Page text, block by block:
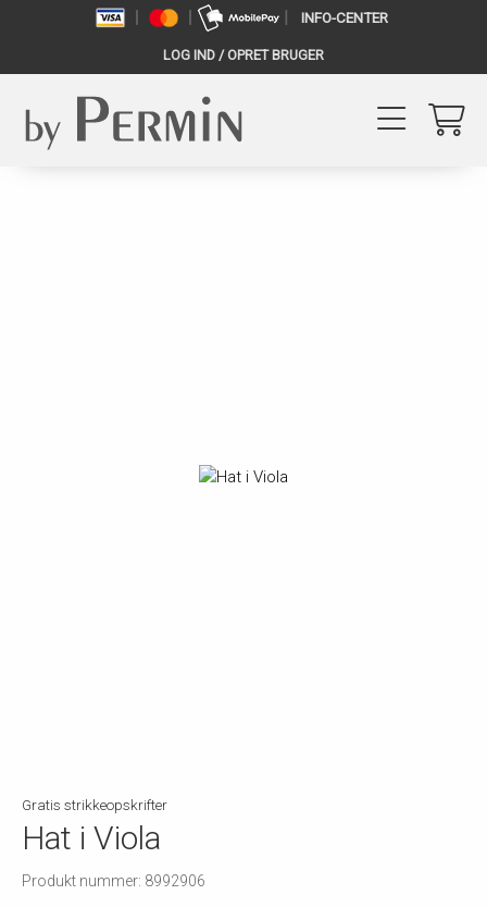
INFO-CENTER
LOG IND / OPRET BRUGER
Gratis strikkeopskrifter
Hat i Viola
Produkt nummer: 8992906